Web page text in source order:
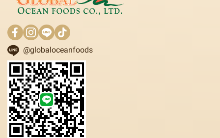
@globaloceanfoods